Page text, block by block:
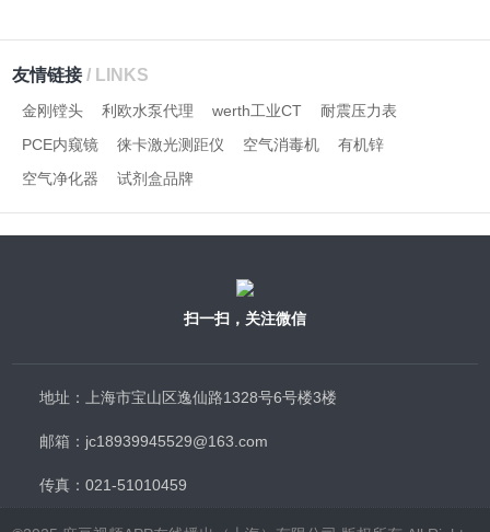
友情链接/ LINKS
金刚镗头 利欧水泵代理 werth工业CT
耐震压力表
PCE内窥镜
徕卡激光测距仪 空气消毒机
有机锌
空气净化器
试剂盒品牌
扫一扫，关注微信
地址：上海市宝山区逸仙路1328号6号楼3楼
邮箱：jc18939945529@163.com
传真：021-51010459